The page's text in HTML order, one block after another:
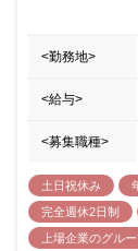
<勤務地>
<給与>
<募集職種>
土日祝休み
完全週休2日制
上場企業のグル